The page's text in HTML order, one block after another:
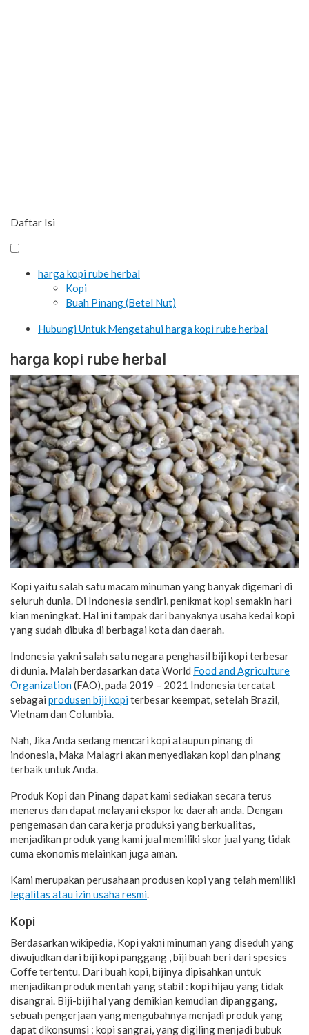
Daftar Isi
harga kopi rube herbal
Kopi
Buah Pinang (Betel Nut)
Hubungi Untuk Mengetahui harga kopi rube herbal
harga kopi rube herbal
Kopi yaitu salah satu macam minuman yang banyak digemari di
seluruh dunia. Di Indonesia sendiri, penikmat kopi semakin hari
kian meningkat. Hal ini tampak dari banyaknya usaha kedai kopi
yang sudah dibuka di berbagai kota dan daerah.
Indonesia yakni salah satu negara penghasil biji kopi terbesar
di dunia. Malah berdasarkan data World Food and Agriculture
Organization(FAO), pada 2019 – 2021 Indonesia tercatat
sebagai produsen biji kopiterbesar keempat, setelah Brazil,
Vietnam dan Columbia.
Nah, Jika Anda sedang mencari kopi ataupun pinang di
indonesia, Maka Malagri akan menyediakan kopi dan pinang
terbaik untuk Anda.
Produk Kopi dan Pinang dapat kami sediakan secara terus
menerus dan dapat melayani ekspor ke daerah anda. Dengan
pengemasan dan cara kerja produksi yang berkualitas,
menjadikan produk yang kami jual memiliki skor jual yang tidak
cuma ekonomis melainkan juga aman.
Kami merupakan perusahaan produsen kopi yang telah memiliki
legalitas atau izin usaha resmi.
Kopi
Berdasarkan wikipedia, Kopi yakni minuman yang diseduh yang
diwujudkan dari biji kopi panggang , biji buah beri dari spesies
Coffe tertentu. Dari buah kopi, bijinya dipisahkan untuk
menjadikan produk mentah yang stabil : kopi hijau yang tidak
disangrai. Biji-biji hal yang demikian kemudian dipanggang,
sebuah pengerjaan yang mengubahnya menjadi produk yang
dapat dikonsumsi : kopi sangrai, yang digiling menjadi bubuk